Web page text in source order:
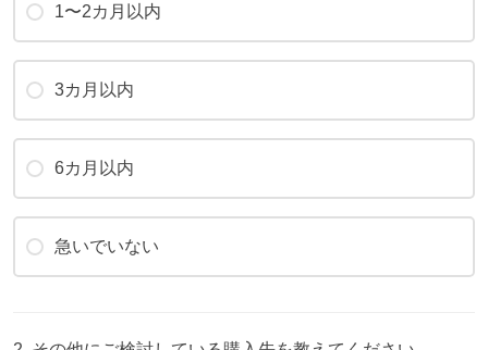
1〜2カ月以内
3カ月以内
6カ月以内
急いでいない